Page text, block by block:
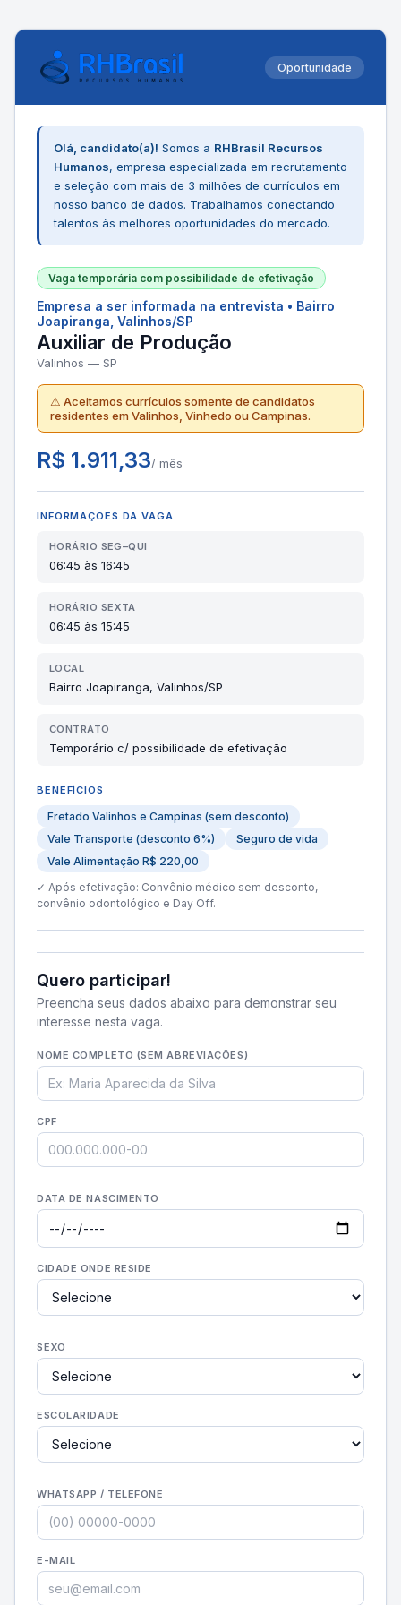
Oportunidade
Olá, candidato(a)! Somos a RHBrasil Recursos
Humanos, empresa especializada em recrutamento
e seleção com mais de 3 milhões de currículos em
nosso banco de dados. Trabalhamos conectando
talentos às melhores oportunidades do mercado.
Vaga temporária com possibilidade de efetivação
Empresa a ser informada na entrevista • Bairro
Joapiranga, Valinhos/SP
Auxiliar de Produção
Valinhos — SP
⚠ Aceitamos currículos somente de candidatos
residentes em Valinhos, Vinhedo ou Campinas.
R$ 1.911,33/ mês
INFORMAÇÕES DA VAGA
HORÁRIO SEG–QUI
06:45 às 16:45
HORÁRIO SEXTA
06:45 às 15:45
LOCAL
Bairro Joapiranga, Valinhos/SP
CONTRATO
Temporário c/ possibilidade de efetivação
BENEFÍCIOS
Fretado Valinhos e Campinas (sem desconto)
Vale Transporte (desconto 6%)
Seguro de vida
Vale Alimentação R$ 220,00
✓ Após efetivação: Convênio médico sem desconto,
convênio odontológico e Day Off.
Quero participar!
Preencha seus dados abaixo para demonstrar seu
interesse nesta vaga.
NOME COMPLETO (SEM ABREVIAÇÕES)
CPF
DATA DE NASCIMENTO
CIDADE ONDE RESIDE
SEXO
ESCOLARIDADE
WHATSAPP / TELEFONE
E-MAIL